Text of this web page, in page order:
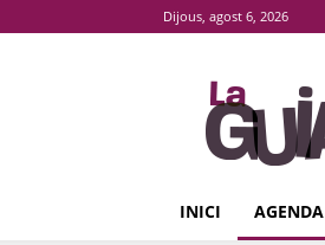
Dijous, agost 6, 2026
INICI AGENDA